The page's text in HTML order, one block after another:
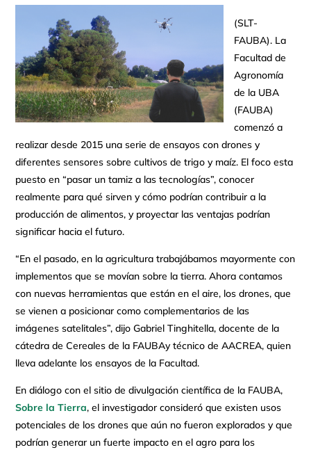
(SLT-
FAUBA). La
Facultad de
Agronomía
de la UBA
(FAUBA)
comenzó a
realizar desde 2015 una serie de ensayos con drones y
diferentes sensores sobre cultivos de trigo y maíz. El foco esta
puesto en “pasar un tamiz a las tecnologías”, conocer
realmente para qué sirven y cómo podrían contribuir a la
producción de alimentos, y proyectar las ventajas podrían
significar hacia el futuro.
“En el pasado, en la agricultura trabajábamos mayormente con
implementos que se movían sobre la tierra. Ahora contamos
con nuevas herramientas que están en el aire, los drones, que
se vienen a posicionar como complementarios de las
imágenes satelitales”, dijo Gabriel Tinghitella, docente de la
cátedra de Cereales de la FAUBAy técnico de AACREA, quien
lleva adelante los ensayos de la Facultad.
En diálogo con el sitio de divulgación científica de la FAUBA,
Sobre la Tierra, el investigador consideró que existen usos
potenciales de los drones que aún no fueron explorados y que
podrían generar un fuerte impacto en el agro para los